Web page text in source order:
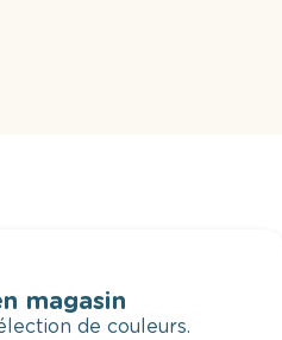
magasin
de couleurs.